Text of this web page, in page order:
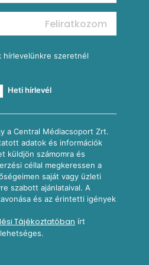
Feliratkozom
hírlevelünkre szeretnél
Heti hírlevél
a Central Médiacsoport Zrt.
adatok és információk
küldjön számomra és
céllal megkeressen a
saját vagy üzleti
szabott ajánlataival. A
és az érintetti igények
Tájékoztatóban írt